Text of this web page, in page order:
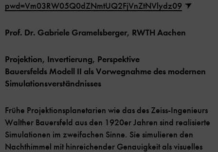
pwd=Vm03RW05Q0dZNmtUQ2FjVnZtNVlydz09
Prof. Dr. Gabriele Gramelsberger, RWTH Aachen
Projektion, Invertierung, Perspektive
Bauersfelds Modell II als Vorwegnahme des modernen
Simulationsverständnisses
Frühe Projektionsplanetarien wie das des Zeiss-Ingenieurs
Walther Bauersfeld aus den 1920er Jahren sind realisierte
Simulationen im zweifachen Sinne. Sie simulieren den
Nachthimmel mit hinreichender Genauigkeit als visuelles